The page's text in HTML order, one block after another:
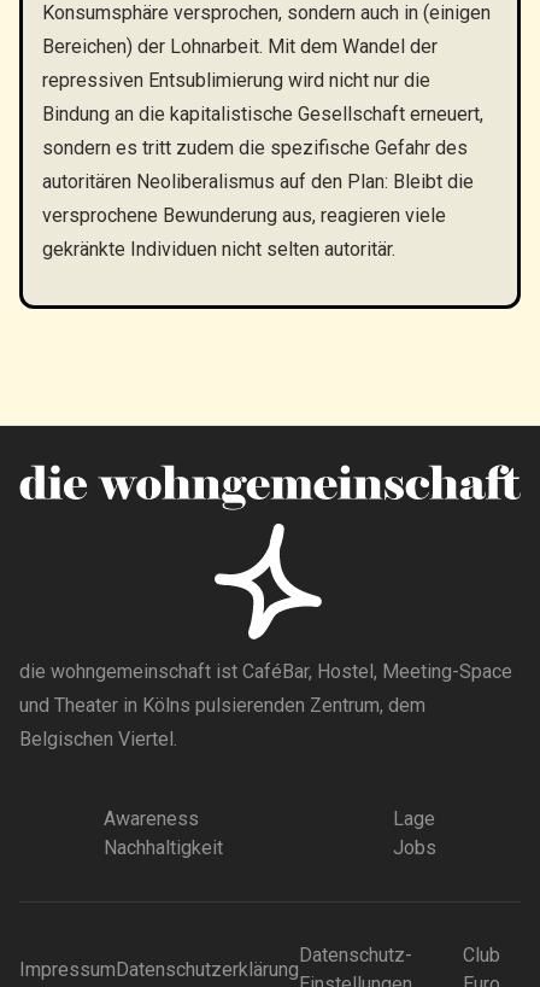
Konsumsphäre versprochen, sondern auch in (einigen
Bereichen) der Lohnarbeit. Mit dem Wandel der
repressiven Entsublimierung wird nicht nur die
Bindung an die kapitalistische Gesellschaft erneuert,
sondern es tritt zudem die spezifische Gefahr des
autoritären Neoliberalismus auf den Plan: Bleibt die
versprochene Bewunderung aus, reagieren viele
gekränkte Individuen nicht selten autoritär.
die wohngemeinschaft ist CaféBar, Hostel, Meeting-Space
und Theater in Kölns pulsierenden Zentrum, dem
Belgischen Viertel.
Awareness
Nachhaltigkeit
Lage
Jobs
ImpressumDatenschutzerklärung
Datenschutz-
Club